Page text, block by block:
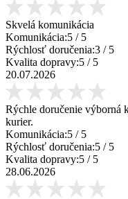
Skvelá komunikácia
Komunikácia:5 / 5
Rýchlosť doručenia:3 / 5
Kvalita dopravy:5 / 5
20.07.2026
Rýchle doručenie výborná
kurier.
Komunikácia:5 / 5
Rýchlosť doručenia:5 / 5
Kvalita dopravy:5 / 5
28.06.2026